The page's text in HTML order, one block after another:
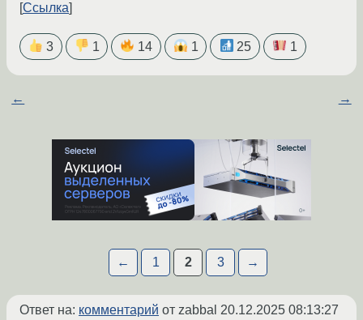
Ссылка
3 1 14 1 25 1
← →
← 1 2 3 →
Ответ на: комментарий от zabbal 20.12.2025 08:13:27